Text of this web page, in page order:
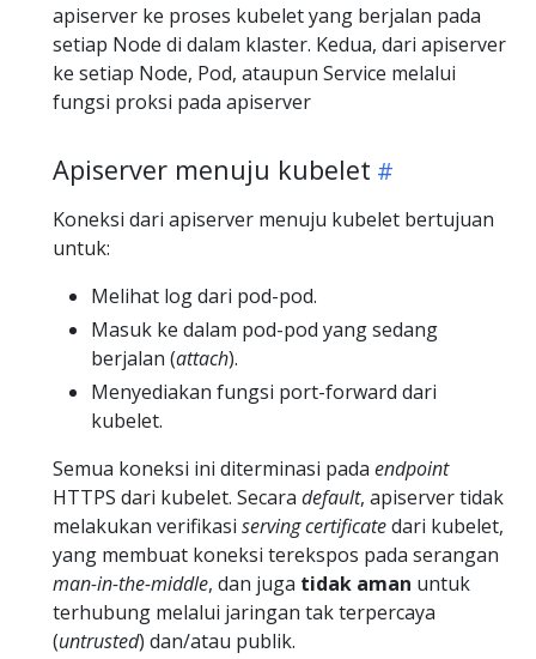
apiserver ke proses kubelet yang berjalan pada
setiap Node di dalam klaster. Kedua, dari apiserver
ke setiap Node, Pod, ataupun Service melalui
fungsi proksi pada apiserver
Apiserver menuju kubelet
Koneksi dari apiserver menuju kubelet bertujuan
untuk:
Melihat log dari pod-pod.
Masuk ke dalam pod-pod yang sedang
berjalan (attach).
Menyediakan fungsi port-forward dari
kubelet.
Semua koneksi ini diterminasi pada endpoint
HTTPS dari kubelet. Secara default, apiserver tidak
melakukan verifikasi serving certificatedari kubelet,
yang membuat koneksi terekspos pada serangan
man-in-the-middle, dan juga tidak aman untuk
terhubung melalui jaringan tak terpercaya
(untrusted) dan/atau publik.